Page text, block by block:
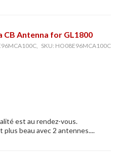
CB Antenna for GL1800
SKU: HO08E96MCA100C
est au rendez-vous.
beau avec 2 antennes....